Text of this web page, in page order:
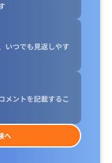
いつでも見返しやす
メントを記載するこ
へ